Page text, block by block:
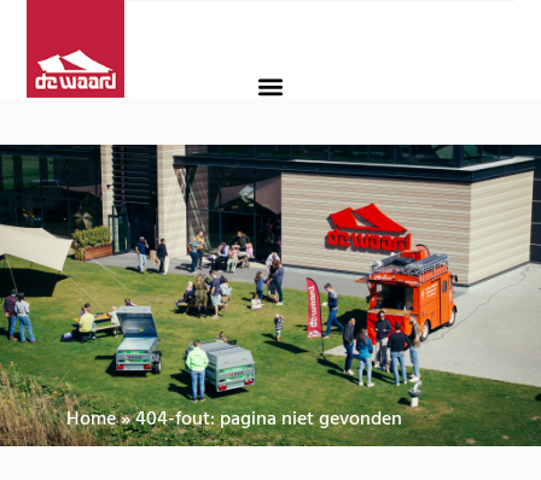
Home»404-fout: pagina niet gevonden